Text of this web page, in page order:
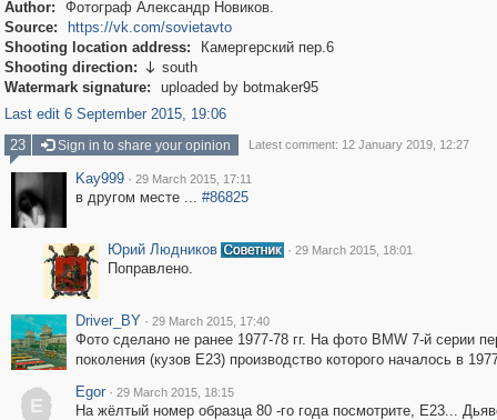
Author:
Фотограф Александр Новиков.
Source:
https://vk.com/sovietavto
Shooting location address:
Камергерский пер.6
Shooting direction:  south
Watermark signature:
uploaded by botmaker95
Last edit 6 September 2015, 19:06
23
Sign in to share your opinion Latest comment: 12 January 2019, 12:27
Kay999 · 29 March 2015, 17:11
в другом месте ... #86825
Юрий Людников · 29 March 2015, 18:01
Поправлено.
Driver_BY · 29 March 2015, 17:40
Фото сделано не ранее 1977-78 гг. На фото BMW 7-й серии
поколения (кузов E23) производство которого началось в
E
Egor · 29 March 2015, 18:15
На жёлтый номер образца 80 -го года посмотрите, Е23...